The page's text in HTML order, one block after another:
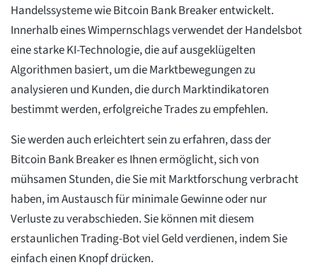
Handelssysteme wie Bitcoin Bank Breaker entwickelt.
Innerhalb eines Wimpernschlags verwendet der Handelsbot
eine starke KI-Technologie, die auf ausgeklügelten
Algorithmen basiert, um die Marktbewegungen zu
analysieren und Kunden, die durch Marktindikatoren
bestimmt werden, erfolgreiche Trades zu empfehlen.
Sie werden auch erleichtert sein zu erfahren, dass der
Bitcoin Bank Breaker es Ihnen ermöglicht, sich von
mühsamen Stunden, die Sie mit Marktforschung verbracht
haben, im Austausch für minimale Gewinne oder nur
Verluste zu verabschieden. Sie können mit diesem
erstaunlichen Trading-Bot viel Geld verdienen, indem Sie
einfach einen Knopf drücken.